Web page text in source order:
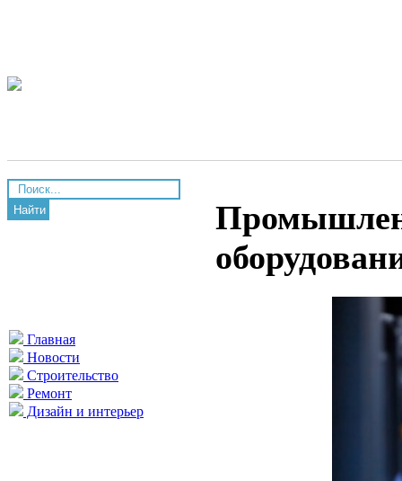
Найти
Главная
Новости
Строительство
Ремонт
Дизайн и интерьер